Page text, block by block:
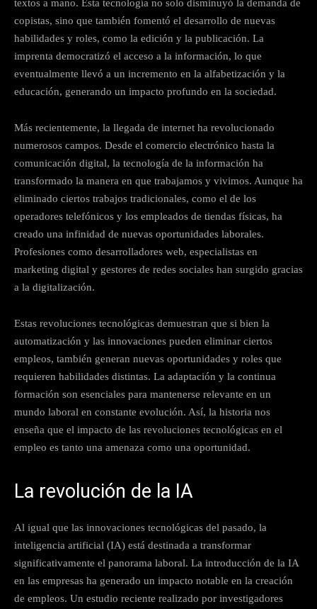
textos a mano. Esta tecnología no solo disminuyó la demanda de
copistas, sino que también fomentó el desarrollo de nuevas
habilidades y roles, como la edición y la publicación. La
imprenta democratizó el acceso a la información, lo que
eventualmente llevó a un incremento en la alfabetización y la
educación, generando un impacto profundo en la sociedad.
Más recientemente, la llegada de internet ha revolucionado
numerosos campos. Desde el comercio electrónico hasta la
comunicación digital, la tecnología de la información ha
transformado la manera en que trabajamos y vivimos. Aunque ha
eliminado ciertos trabajos tradicionales, como el de los
operadores telefónicos y los empleados de tiendas físicas, ha
creado una infinidad de nuevas oportunidades laborales.
Profesiones como desarrolladores web, especialistas en
marketing digital y gestores de redes sociales han surgido gracias
a la digitalización.
Estas revoluciones tecnológicas demuestran que si bien la
automatización y las innovaciones pueden eliminar ciertos
empleos, también generan nuevas oportunidades y roles que
requieren habilidades distintas. La adaptación y la continua
formación son esenciales para mantenerse relevante en un
mundo laboral en constante evolución. Así, la historia nos
enseña que el impacto de las revoluciones tecnológicas en el
empleo es tanto una amenaza como una oportunidad.
La revolución de la IA
Al igual que las innovaciones tecnológicas del pasado, la
inteligencia artificial (IA) está destinada a transformar
significativamente el panorama laboral. La introducción de la IA
en las empresas ha generado un impacto notable en la creación
de empleos. Un estudio reciente realizado por investigadores